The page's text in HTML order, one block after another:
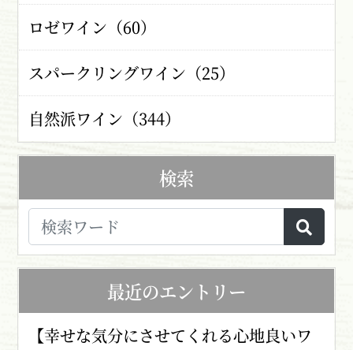
ロゼワイン（60）
スパークリングワイン（25）
自然派ワイン（344）
検索
最近のエントリー
【幸せな気分にさせてくれる心地良いワ